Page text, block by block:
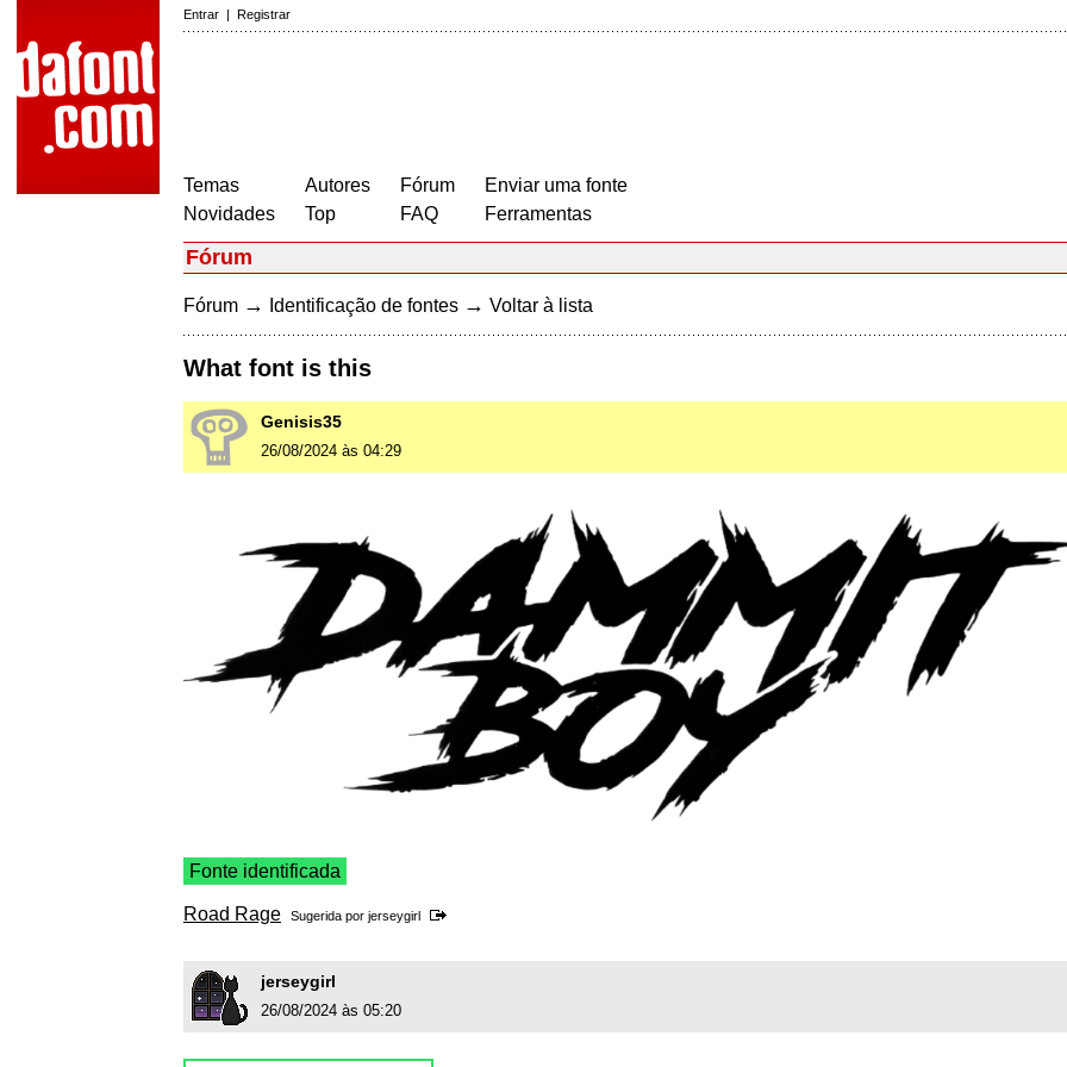
Entrar | Registrar
Temas
Novidades
Autores
Top
Fórum
FAQ
Enviar uma fonte
Ferramentas
Fórum
Fórum → Identificação de fontes → Voltar à lista
What font is this
Genisis35
26/08/2024 às 04:29
Fonte identificada
Road Rage Sugerida por jerseygirl
jerseygirl
26/08/2024 às 05:20